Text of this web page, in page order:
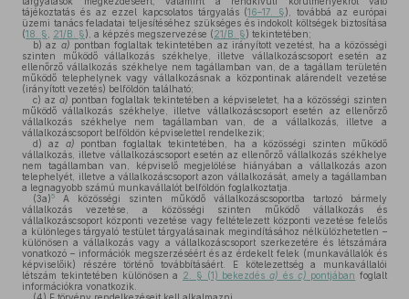
tájékoztatás és az ezzel kapcsolatos tárgyalás (16–17. §), továbbá az európai
üzemi tanács feladatai teljesítéséhez szükséges és indokolt költségek biztosítása
(18. § 21/B. §), a képzés megszervezése (21/B. §) tekintetében;
b) az a) pontban foglaltak tekintetében az irányított vezetést, ha a közösségi
szinten működő vállalkozás székhelye, illetve vállalkozáscsoport esetén az
ellenőrző vállalkozás székhelye nem tagállamban van, de a tagállam területén
működő telephelynek vagy vállalkozásnak a központinak alárendelt vezetése
(irányított vezetés) belföldön található;
c) az a) pontban foglaltak tekintetében a képviseletet, ha a közösségi szinten
működő vállalkozás székhelye, illetve vállalkozáscsoport esetén az ellenőrző
vállalkozás székhelye nem tagállamban van, de a vállalkozás, illetve a
vállalkozáscsoport belföldön képviselettel rendelkezik;
d) az a) pontban foglaltak tekintetében, ha a közösségi szinten működő
vállalkozás, illetve vállalkozáscsoport esetén az ellenőrző vállalkozás székhelye
nem tagállamban van, képviselő megjelölése hiányában a vállalkozás azon
telephelyét, illetve a vállalkozáscsoport azon vállalkozását, amely a tagállamban
a legnagyobb számú munkavállalót belföldön foglalkoztatja.
(3a)5
A közösségi szinten működő vállalkozáscsoportba tartozó bármely
vállalkozás vezetése, a közösségi szinten működő vállalkozás és
vállalkozáscsoport központi vezetése vagy feltételezett központi vezetése felelős
a különleges tárgyaló testület tárgyalásainak megindításához nélkülözhetetlen –
különösen a vállalkozás vagy a vállalkozáscsoport szerkezetére és létszámára
vonatkozó – információk megszerzéséért és az érdekelt felek (munkavállalók és
képviselőik) részére történő továbbításáért. E kötelezettség a munkavállalói
létszám tekintetében különösen a 2. § (1) bekezdés a) és c) pontjában foglalt
információkra vonatkozik.